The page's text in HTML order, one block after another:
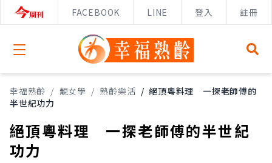
FACEBOOK LINE 登入 註冊
Open menu
幸福熟齡 / 靚女學 / 熟齡樂活 / 絕頂粵料理 一探老師傅的
半世紀功力
絕頂粵料理 一探老師傅的半世紀
功力